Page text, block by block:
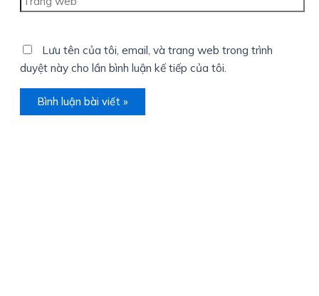
web
Lưu tên của tôi, email, và trang web trong trình
duyệt này cho lần bình luận kế tiếp của tôi.